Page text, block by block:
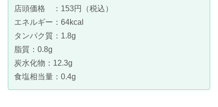
店頭価格 ：153円（税込）
エネルギー：64kcal
タンパク質：1.8g
脂質：0.8g
炭水化物：12.3g
食塩相当量：0.4g